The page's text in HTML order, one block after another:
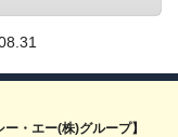
・エー(株)グループ】